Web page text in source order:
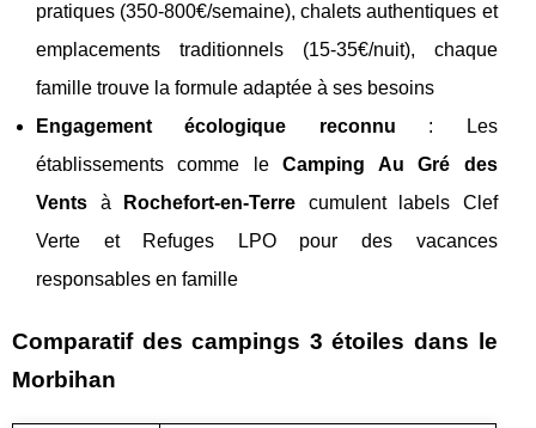
pratiques (350-800€/semaine), chalets authentiques et
emplacements traditionnels (15-35€/nuit), chaque
famille trouve la formule adaptée à ses besoins
Engagement écologique reconnu : Les
établissements comme leCamping Au Gré des
Vents à Rochefort-en-Terre cumulent labels Clef
Verte et Refuges LPO pour des vacances
responsables en famille
Comparatif des campings 3 étoiles dans le
Morbihan